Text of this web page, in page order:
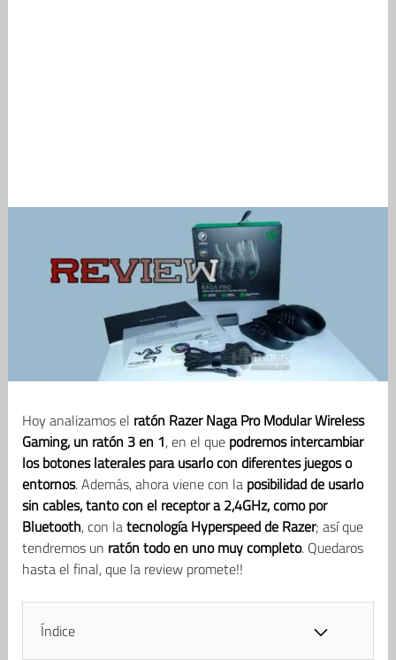
Hoy analizamos el ratón Razer Naga Pro Modular Wireless
Gaming, un ratón 3 en 1, en el que podremos intercambiar
los botones laterales para usarlo con diferentes juegos o
entornos. Además, ahora viene con la posibilidad de usarlo
sin cables, tanto con el receptor a 2,4GHz, como por
Bluetooth, con latecnología Hyperspeed de Razer; así que
tendremos un ratón todo en uno muy completo. Quedaros
hasta el final, que la review promete!!
Índice